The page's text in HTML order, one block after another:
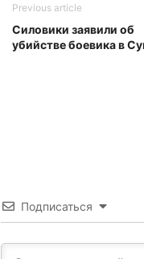
Previous article
Силовики заявили об
убийстве боевика в
Подписаться